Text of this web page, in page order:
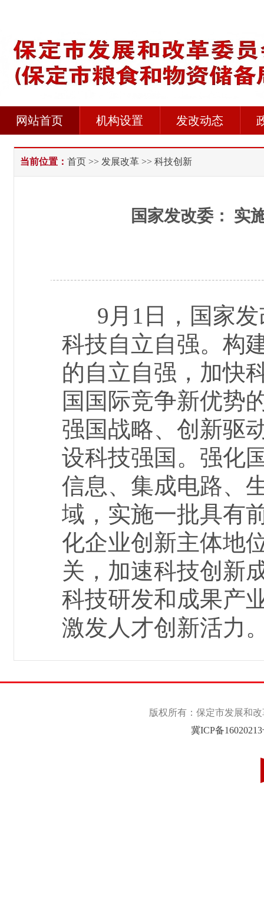
网站首页 机构设置 发改动态
当前位置： 首页 >> 发展改革 >> 科技创新
国家发改委： 实
9月1日，国家发
科技自立自强。构
的自立自强，加快
国国际竞争新优势
强国战略、创新驱
设科技强国。强化
信息、集成电路、
域，实施一批具有
化企业创新主体地
关，加速科技创新
科技研发和成果产
激发人才创新活力
版权所有：保定市发展和
冀ICP备